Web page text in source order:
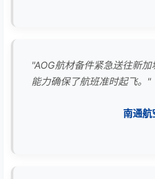
"AOG航材备件紧急送往新
能力确保了航班准时起飞。"
南通航